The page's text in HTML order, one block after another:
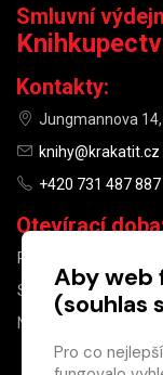
Smluvní
Kontakty:
Jungmannova 14,
knihy@krakatit.cz
+420 731 487 887
Otevírací
PO–PÁ
SO
10:00–13:00
NE
Aby web
(souhlas
Pro co